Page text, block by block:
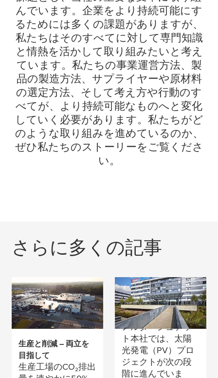
んでいます。企業をより持続可能にす
るためには多くの課題がありますが、
私たちはそのすべてに対して専門知識
と情熱を活かして取り組みたいと考え
ています。私たちの事業運営方法、製
品の製造方法、サプライヤーや原材料
の選定方法、そして考え方や行動のす
べてが、より持続可能なものへと変化
していく必要があります。私たちがど
のような取り組みを進めているのか、
ぜひ私たちのストーリーをご覧くださ
い。
うとき
さらに多くの記事
生産と削減 – 両立を
目指して
生産工場のCO₂排出
太陽エネルギーを生
み出す余地はどこ
に？
ノルダーシュテッ
ト本社では、太陽
光発電（PV）プロ
ジェクトが次の段
階に進んでいま